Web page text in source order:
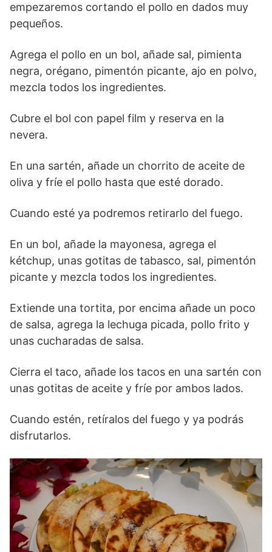
empezaremos cortando el pollo en dados muy
pequeños.
Agrega el pollo en un bol, añade sal, pimienta
negra, orégano, pimentón picante, ajo en polvo,
mezcla todos los ingredientes.
Cubre el bol con papel film y reserva en la
nevera.
En una sartén, añade un chorrito de aceite de
oliva y fríe el pollo hasta que esté dorado.
Cuando esté ya podremos retirarlo del fuego.
En un bol, añade la mayonesa, agrega el
kétchup, unas gotitas de tabasco, sal, pimentón
picante y mezcla todos los ingredientes.
Extiende una tortita, por encima añade un poco
de salsa, agrega la lechuga picada, pollo frito y
unas cucharadas de salsa.
Cierra el taco, añade los tacos en una sartén con
unas gotitas de aceite y fríe por ambos lados.
Cuando estén, retíralos del fuego y ya podrás
disfrutarlos.